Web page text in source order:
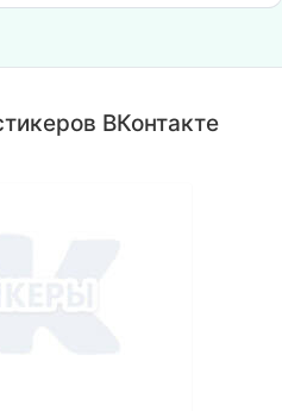
ВКонтакте